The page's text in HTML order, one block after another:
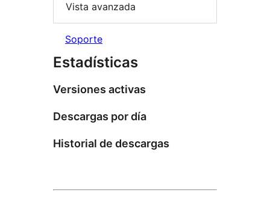
Vista avanzada
Soporte
Estadísticas
Versiones activas
Descargas por día
Historial de descargas